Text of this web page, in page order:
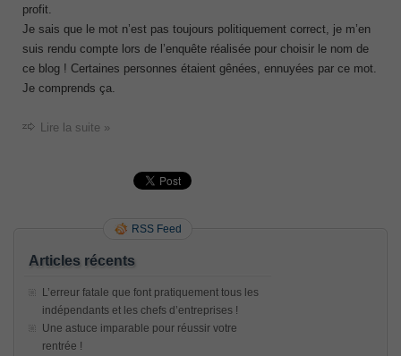
profit.
Je sais que le mot n’est pas toujours politiquement correct, je m’en
suis rendu compte lors de l’enquête réalisée pour choisir le nom de
ce blog ! Certaines personnes étaient gênées, ennuyées par ce mot.
Je comprends ça.
Lire la suite »
RSS Feed
Articles récents
L’erreur fatale que font pratiquement tous les
indépendants et les chefs d’entreprises !
Une astuce imparable pour réussir votre
rentrée !